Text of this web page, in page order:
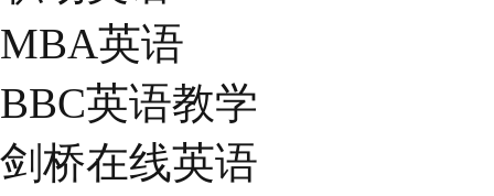
MBA英语
BBC英语教学
剑桥在线英语